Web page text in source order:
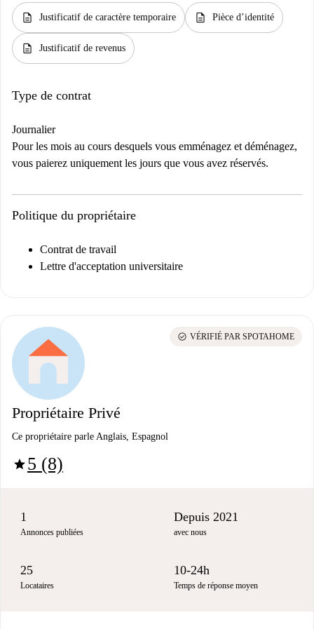
description Justificatif de caractère temporaire description Pièce d’identité
description Justificatif de revenus
Type de contrat
Journalier
Pour les mois au cours desquels vous emménagez et déménagez,
vous paierez uniquement les jours que vous avez réservés.
Politique du propriétaire
Contrat de travail
Lettre d'acceptation universitaire
Propriétaire Privé
Ce propriétaire parle Anglais, Espagnol
star5 (8)
check_circle VÉRIFIÉ PAR SPOTAHOME
1
Annonces publiées
Depuis 2021
avec nous
25
Locataires
10-24h
Temps de réponse moyen